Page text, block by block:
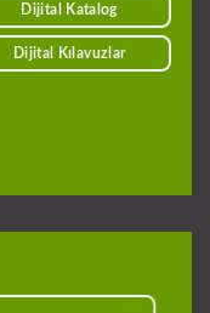
Dijital Katalog
Dijital Kılavuzlar